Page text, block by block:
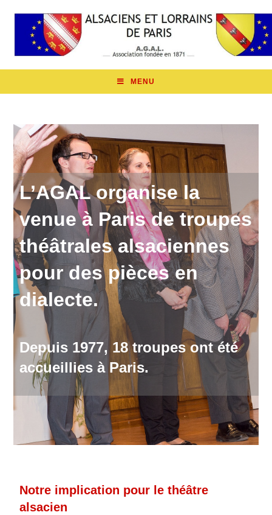
MENU
L’AGAL organise la
venue à Paris de troupes
théâtrales alsaciennes
pour des pièces en
dialecte.
Depuis 1977, 18 troupes ont été
accueillies à Paris.
Notre implication pour le théâtre
alsacien